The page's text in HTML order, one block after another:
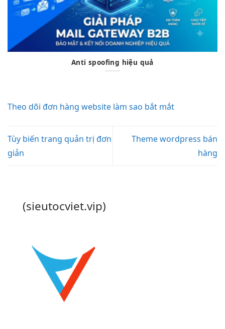
Anti spoofing hiệu quả
Theo dõi đơn hàng website làm sao bắt mắt
Tùy biến trang quản trị đơn
giản
Theme wordpress bán
hàng
(sieutocviet.vip)